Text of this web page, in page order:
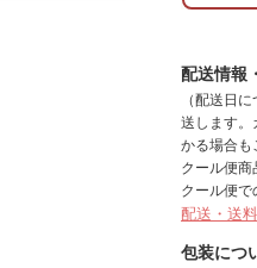
配送情報
（配送日
送します。
かる場合も
クール便
クール便で
配送・送
包装につ